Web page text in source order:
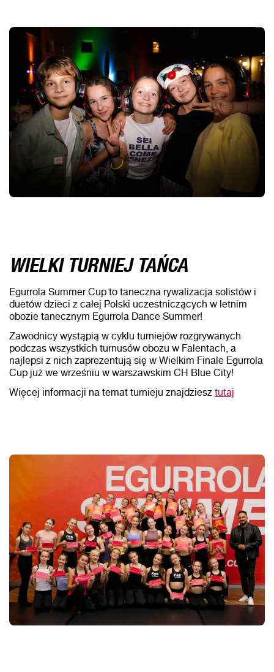
WIELKI TURNIEJ TAŃCA
Egurrola Summer Cup to taneczna rywalizacja solistów i
duetów dzieci z całej Polski uczestniczących w letnim
obozie tanecznym Egurrola Dance Summer!
Zawodnicy wystąpią w cyklu turniejów rozgrywanych
podczas wszystkich turnusów obozu w Falentach, a
najlepsi z nich zaprezentują się w Wielkim Finale Egurrola
Cup już we wrześniu w warszawskim CH Blue City!
Więcej informacji na temat turnieju znajdziesz tutaj